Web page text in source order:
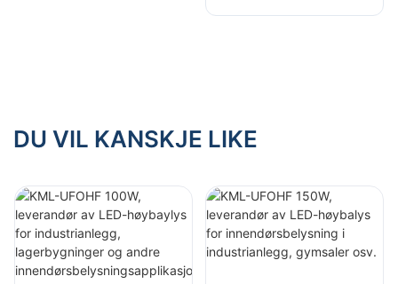
LED industri- og
lagerbygninger.
DU VIL KANSKJE LIKE